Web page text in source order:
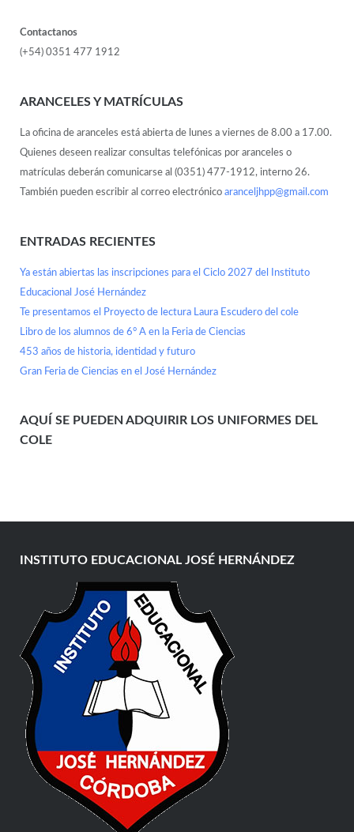
Contactanos
(+54) 0351 477 1912
ARANCELES Y MATRÍCULAS
La oficina de aranceles está abierta de lunes a viernes de 8.00 a 17.00.
Quienes deseen realizar consultas telefónicas por aranceles o
matrículas deberán comunicarse al (0351) 477-1912, interno 26.
También pueden escribir al correo electrónico aranceljhpp@gmail.com
ENTRADAS RECIENTES
Ya están abiertas las inscripciones para el Ciclo 2027 del Instituto
Educacional José Hernández
Te presentamos el Proyecto de lectura Laura Escudero del cole
Libro de los alumnos de 6° A en la Feria de Ciencias
453 años de historia, identidad y futuro
Gran Feria de Ciencias en el José Hernández
AQUÍ SE PUEDEN ADQUIRIR LOS UNIFORMES DEL
COLE
INSTITUTO EDUCACIONAL JOSÉ HERNÁNDEZ